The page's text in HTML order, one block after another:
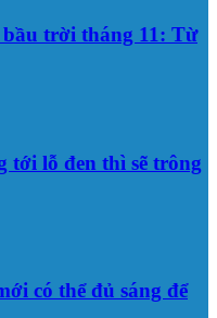
trời tháng 11: Từ
tới lỗ đen thì sẽ trông
có thể đủ sáng để